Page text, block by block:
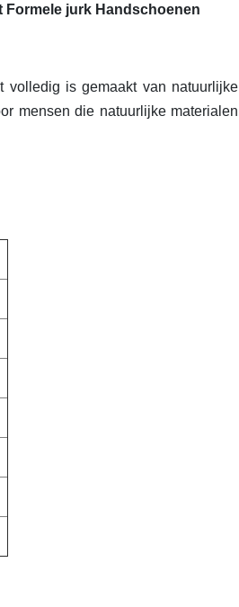
Formele jurk Handschoenen
volledig is gemaakt van natuurlijke
mensen die natuurlijke materialen